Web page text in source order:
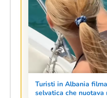
Turisti in Albania
selvatica che nuotava